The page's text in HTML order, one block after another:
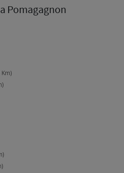
Pomagagnon